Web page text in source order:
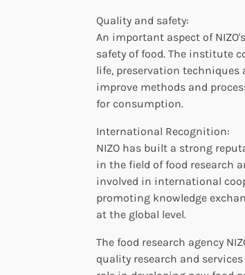
Quality and safety:
An important aspect of
safety of food. The institute
life, preservation techniques
improve methods and
for consumption.
International Recognition:
NIZO has built a strong
in the field of food research
involved in international
promoting knowledge
at the global level.
The food research agency
quality research and